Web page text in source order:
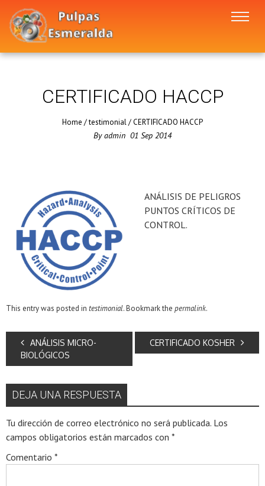
CERTIFICADO HACCP
Home /testimonial/CERTIFICADO HACCP
Byadmin 01 Sep 2014
ANÁLISIS DE PELIGROS
PUNTOS CRÍTICOS DE
CONTROL.
This entry was posted in testimonial. Bookmark the permalink.
ANÁLISIS MICRO-
BIOLÓGICOS
CERTIFICADO KOSHER
DEJA UNA RESPUESTA
Tu dirección de correo electrónico no será publicada. Los
campos obligatorios están marcados con *
Comentario *